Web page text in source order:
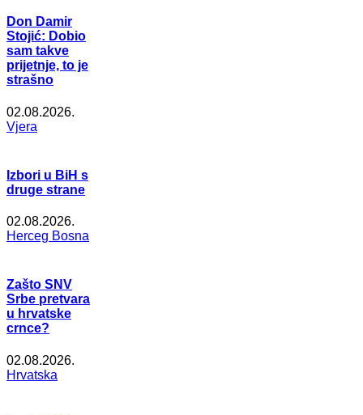
Don Damir
Stojić: Dobio
sam takve
prijetnje, to je
strašno
02.08.2026.
Vjera
Izbori u BiH s
druge strane
02.08.2026.
Herceg Bosna
Zašto SNV
Srbe pretvara
u hrvatske
crnce?
02.08.2026.
Hrvatska